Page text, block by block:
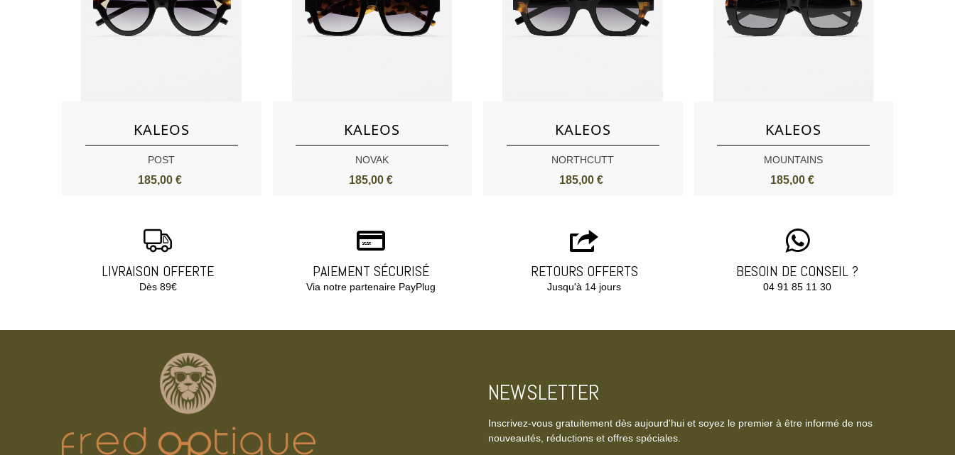
KALEOS
POST
185,00 €
KALEOS
NOVAK
185,00 €
KALEOS
NORTHCUTT
185,00 €
KALEOS
MOUNTAINS
185,00 €
LIVRAISON OFFERTE
Dès 89€
PAIEMENT SÉCURISÉ
Via notre partenaire PayPlug
RETOURS OFFERTS
Jusqu'à 14 jours
BESOIN DE CONSEIL ?
04 91 85 11 30‬
NEWSLETTER
Inscrivez-vous gratuitement dès aujourd'hui et soyez le premier à être informé de nos
nouveautés, réductions et offres spéciales.